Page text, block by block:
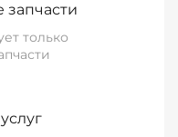
только